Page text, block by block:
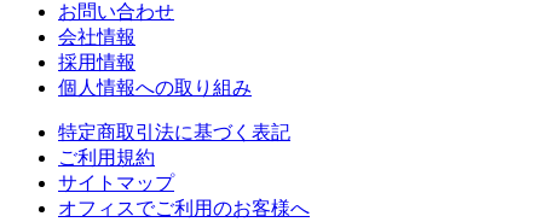
お問い合わせ
会社情報
採用情報
個人情報への取り組み
特定商取引法に基づく表記
ご利用規約
サイトマップ
オフィスでご利用のお客様へ